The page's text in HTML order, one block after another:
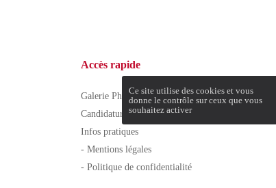
Accès rapide
Galerie Photo
Candidature spontanée
Infos pratiques
- Mentions légales
- Politique de confidentialité
Ce site utilise des cookies et vous
donne le contrôle sur ceux que vous
souhaitez activer